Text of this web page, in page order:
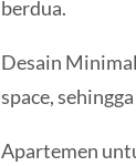
berdua.
Desain
space,
Apartemen